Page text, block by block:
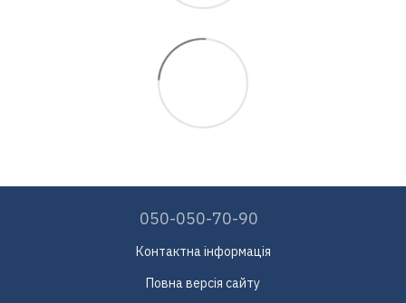
050-050-70-90
Контактна інформація
Повна версія сайту